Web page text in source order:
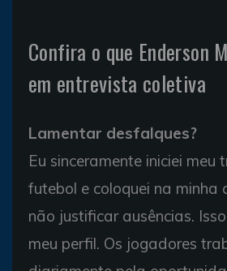
Confira o que Enderson
em entrevista coletiva
Lamentar desfalques?
Eu sinceramente iniciei meu
futebol e coloquei na minha
não justificar ausências.
meu perfil. Os jogadores